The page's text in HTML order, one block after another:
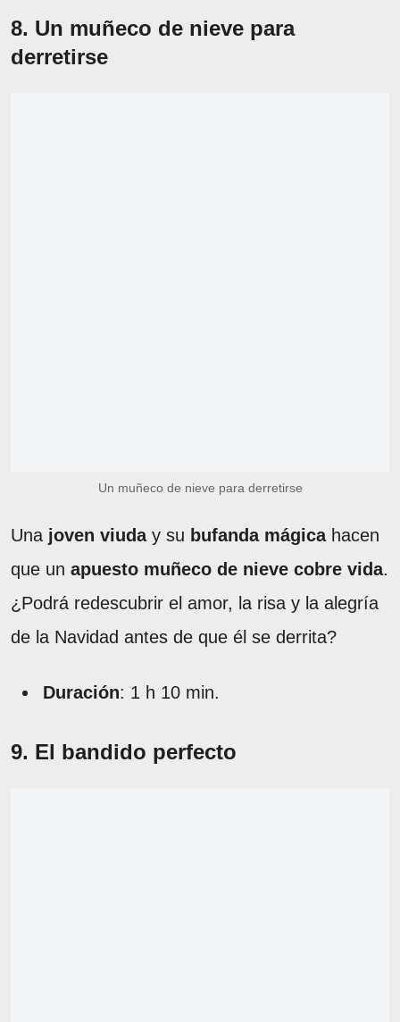
8. Un muñeco de nieve para
derretirse
Un muñeco de nieve para derretirse
Una joven viuda y su bufanda mágica hacen
que un apuesto muñeco de nieve cobre vida.
¿Podrá redescubrir el amor, la risa y la alegría
de la Navidad antes de que él se derrita?
Duración: 1 h 10 min.
9. El bandido perfecto